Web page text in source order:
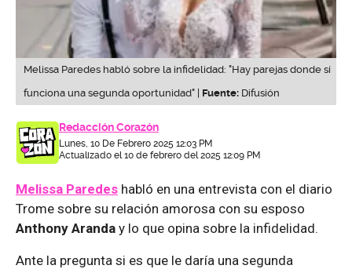
Melissa Paredes habló sobre la infidelidad: "Hay parejas donde sí
funciona una segunda oportunidad" | Fuente: Difusión
Redacción Corazón
Lunes, 10 De Febrero 2025 12:03 PM
Actualizado el 10 de febrero del 2025 12:09 PM
Melissa Paredes habló en una entrevista con el diario
Trome sobre su relación amorosa con su esposo
Anthony Aranda y lo que opina sobre la infidelidad.
Ante la pregunta si es que le daría una segunda